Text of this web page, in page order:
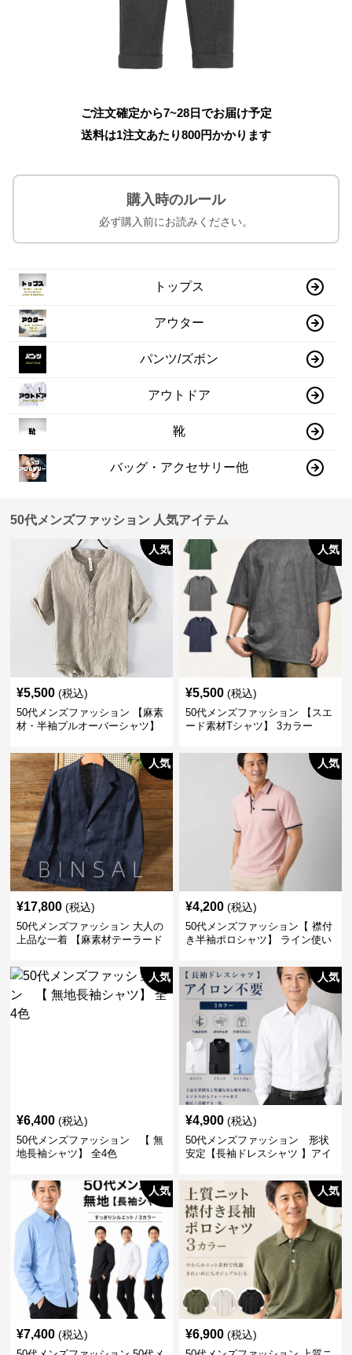
ご注文確定から7~28日でお届け予定
送料は1注文あたり800円かかります
購入時のルール
必ず購入前にお読みください。
トップス
アウター
パンツ/ズボン
アウトドア
靴
バッグ・アクセサリー他
50代メンズファッション 人気アイテム
人気
¥5,500 (税込)
50代メンズファッション 【麻素
材・半袖プルオーバーシャツ】
人気
¥5,500 (税込)
50代メンズファッション 【スエ
ード素材Tシャツ】 3カラー
人気
¥17,800 (税込)
50代メンズファッション 大人の
上品な一着 【麻素材テーラード
人気
¥4,200 (税込)
50代メンズファッション【 襟付
き半袖ポロシャツ】 ライン使い
人気
¥6,400 (税込)
50代メンズファッション 【 無
地長袖シャツ】 全4色
人気
¥4,900 (税込)
50代メンズファッション 形状
安定【長袖ドレスシャツ 】アイ
人気
¥7,400 (税込)
人気
¥6,900 (税込)